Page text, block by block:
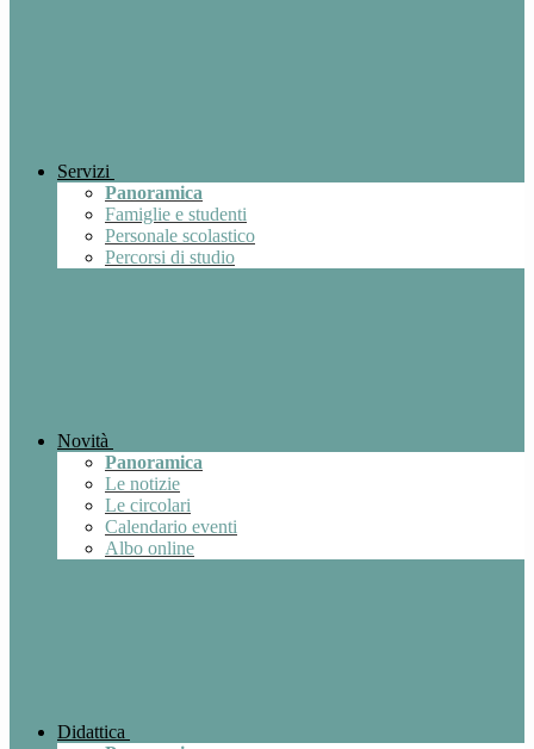
Servizi
Panoramica
Famiglie e studenti
Personale scolastico
Percorsi di studio
Novità
Panoramica
Le notizie
Le circolari
Calendario eventi
Albo online
Didattica